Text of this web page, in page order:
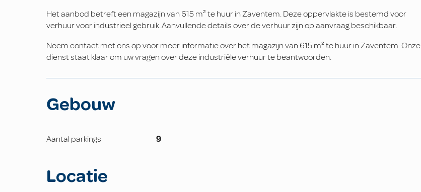
Het aanbod betreft een magazijn van 615 m² te huur in Zaventem. Deze oppervlakte is bestemd voor
verhuur voor industrieel gebruik. Aanvullende details over de verhuur zijn op aanvraag beschikbaar.
Neem contact met ons op voor meer informatie over het magazijn van 615 m² te huur in Zaventem. Onze
dienst staat klaar om uw vragen over deze industriële verhuur te beantwoorden.
Gebouw
Aantal parkings 9
Locatie